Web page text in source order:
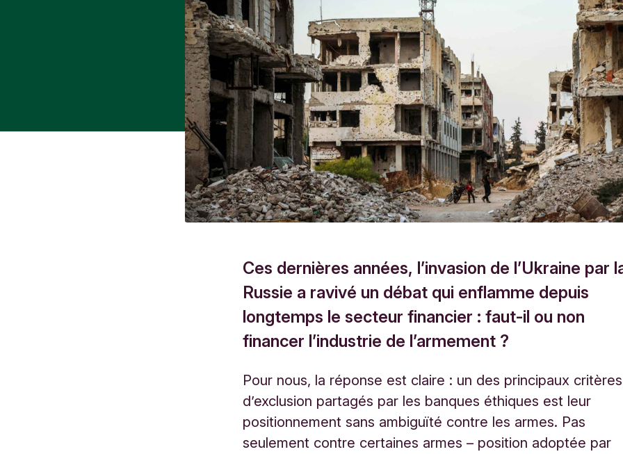
Ces dernières années, l’invasion de l’Ukraine par
Russie a ravivé un débat qui enflamme depuis
longtemps le secteur financier : faut-il ou non
financer l’industrie de l’armement ?
Pour nous, la réponse est claire : un des principaux critères
d’exclusion partagés par les banques éthiques est leur
positionnement sans ambiguïté contre les armes. Pas
seulement contre certaines armes – position adoptée par